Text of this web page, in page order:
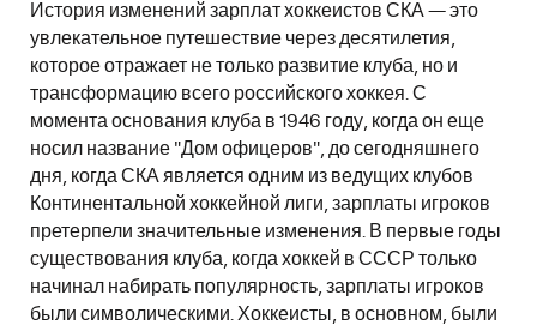
История изменений зарплат хоккеистов СКА — это
увлекательное путешествие через десятилетия,
которое отражает не только развитие клуба, но и
трансформацию всего российского хоккея. С
момента основания клуба в 1946 году, когда он еще
носил название "Дом офицеров", до сегодняшнего
дня, когда СКА является одним из ведущих клубов
Континентальной хоккейной лиги, зарплаты игроков
претерпели значительные изменения. В первые годы
существования клуба, когда хоккей в СССР только
начинал набирать популярность, зарплаты игроков
были символическими. Хоккеисты, в основном, были